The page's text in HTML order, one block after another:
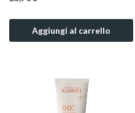
Aggiungi al carrello